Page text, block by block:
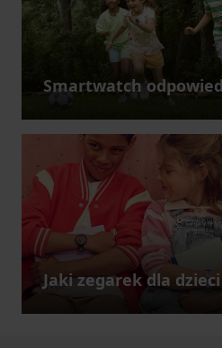
Smartwatch
Jaki zegarek dla